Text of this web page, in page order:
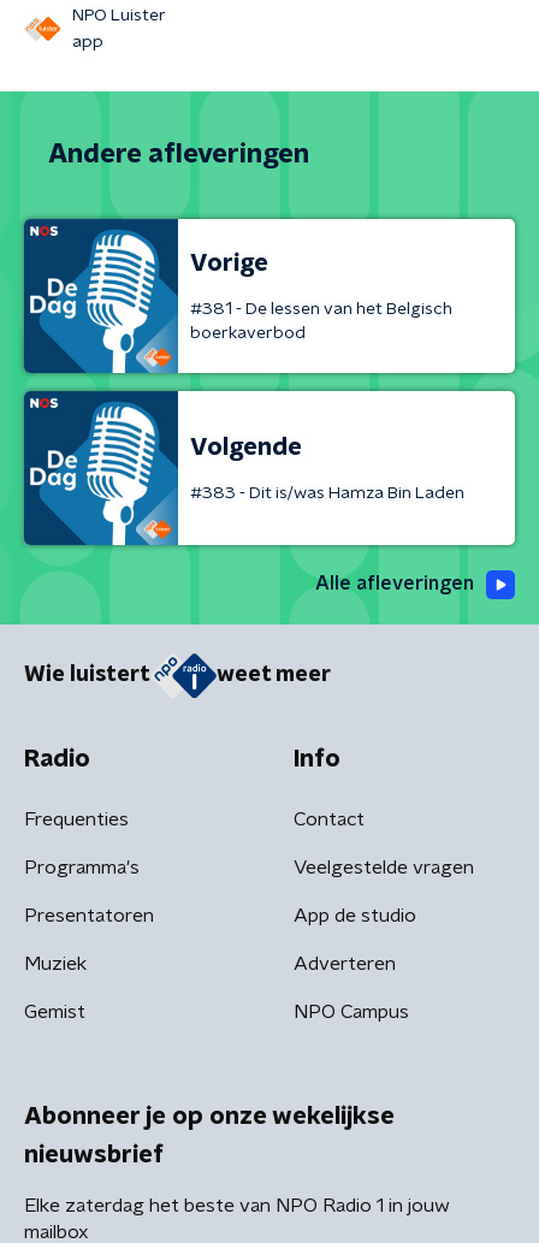
NPO Luister
app
Andere afleveringen
Vorige
#381 - De lessen van het Belgisch
boerkaverbod
Volgende
#383 - Dit is/was Hamza Bin Laden
Alle afleveringen
Wie luistert weet meer
Radio
Frequenties
Programma's
Presentatoren
Muziek
Gemist
Info
Contact
Veelgestelde vragen
App de studio
Adverteren
NPO Campus
Abonneer je op onze wekelijkse
nieuwsbrief
Elke zaterdag het beste van NPO Radio 1 in jouw
mailbox